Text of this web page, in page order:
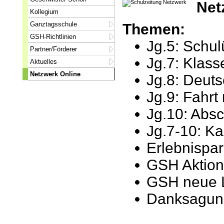
Kollegium
Ganztagsschule
GSH-Richtlinien
Partner/Förderer
Aktuelles
Netzwerk Online
Themen:
Jg.5:
Jg.7:
Jg.8:
Jg.9: Fahrt
Jg.10:
Jg.7-10:
GSH
GSH neue